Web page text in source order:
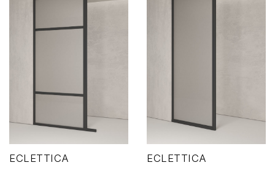
ECLETTICA ECLETTICA